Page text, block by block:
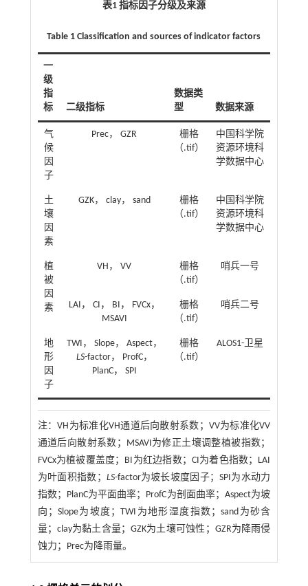
表1 指标因子分级及来源
Table 1 Classification and sources of indicator factors
一
级
指
标
二级指标
数据类
型
数据来源
气
候
因
子
Prec， GZR
栅格
（.tif）
中国科学院
资源环境科
学数据中心
土
壤
因
素
GZK， clay， sand
栅格
（.tif）
中国科学院
资源环境科
学数据中心
植
被
因
素
VH， VV
栅格
（.tif）
哨兵一号
LAI， CI， BI， FVCx，
MSAVI
栅格
（.tif）
哨兵二号
地
形
因
子
TWI， Slope， Aspect，
LS-factor， ProfC，
PlanC， SPI
栅格
（.tif）
ALOS1-卫星
注：VH为标准化VH通道后向散射系数；VV为标准化VV
通道后向散射系数；MSAVI为修正土壤调整植被指数；
FVCx为植被覆盖度；BI为红边指数；CI为着色指数；LAI
为叶面积指数； LS-factor为坡长坡度因子；SPI为水动力
指数；PlanC为平面曲率；ProfC为剖面曲率；Aspect为坡
向；Slope为坡度；TWI为地形湿度指数；sand为砂含
量；clay为黏土含量；GZK为土壤可蚀性；GZR为降雨侵
蚀力；Prec为降雨量。